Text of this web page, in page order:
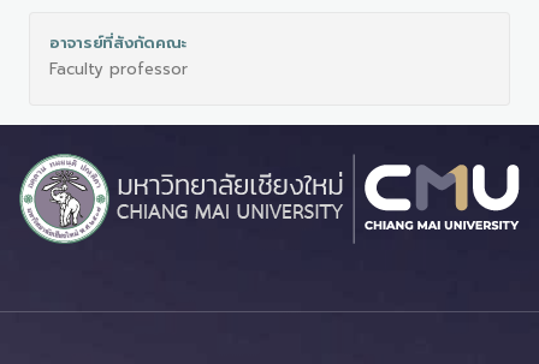
อาจารย์ที่สังกัดคณะ
Faculty professor